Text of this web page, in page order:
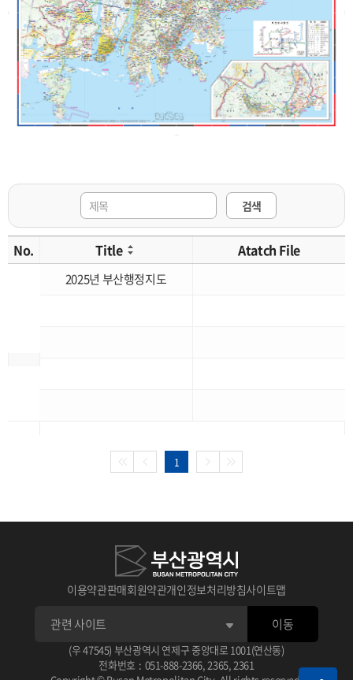
검색
No. Title Atatch File
2025년 부산행정지도
1
이용약관판매회원약관개인정보처리방침사이트맵
(우 47545) 부산광역시 연제구 중앙대로 1001(연산동)
전화번호 : 051-888-2366 2365, 2361
이동